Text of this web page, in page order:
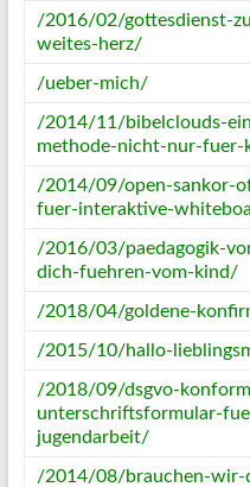
/2016/02/gottesdienst-
weites-herz/
/ueber-mich/
/2014/11/bibelclouds-
methode-nicht-nur-fuer-
/2014/09/open-sankor-
fuer-interaktive-
/2016/03/paedagogik-
dich-fuehren-vom-kind/
/2018/04/goldene-
/2015/10/hallo-
/2018/09/dsgvo-
unterschriftsformular-
jugendarbeit/
/2014/08/brauchen-wir-